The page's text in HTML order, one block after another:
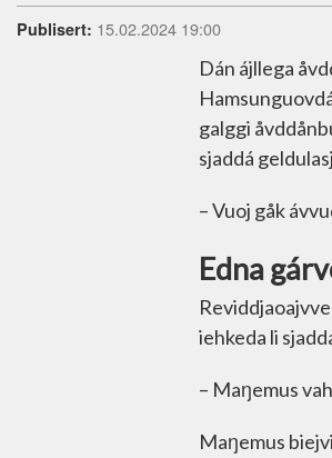
Publisert: 15.02.2024 19:00
Dán ájllega
galggi
sjaddá
– Vuoj gåk
Edna
iehkeda li
– Maŋemus
Maŋemus